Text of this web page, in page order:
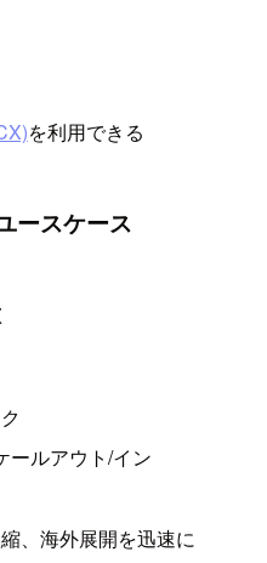
を利用できる
ースケース
ールアウト/イン
、海外展開を迅速に